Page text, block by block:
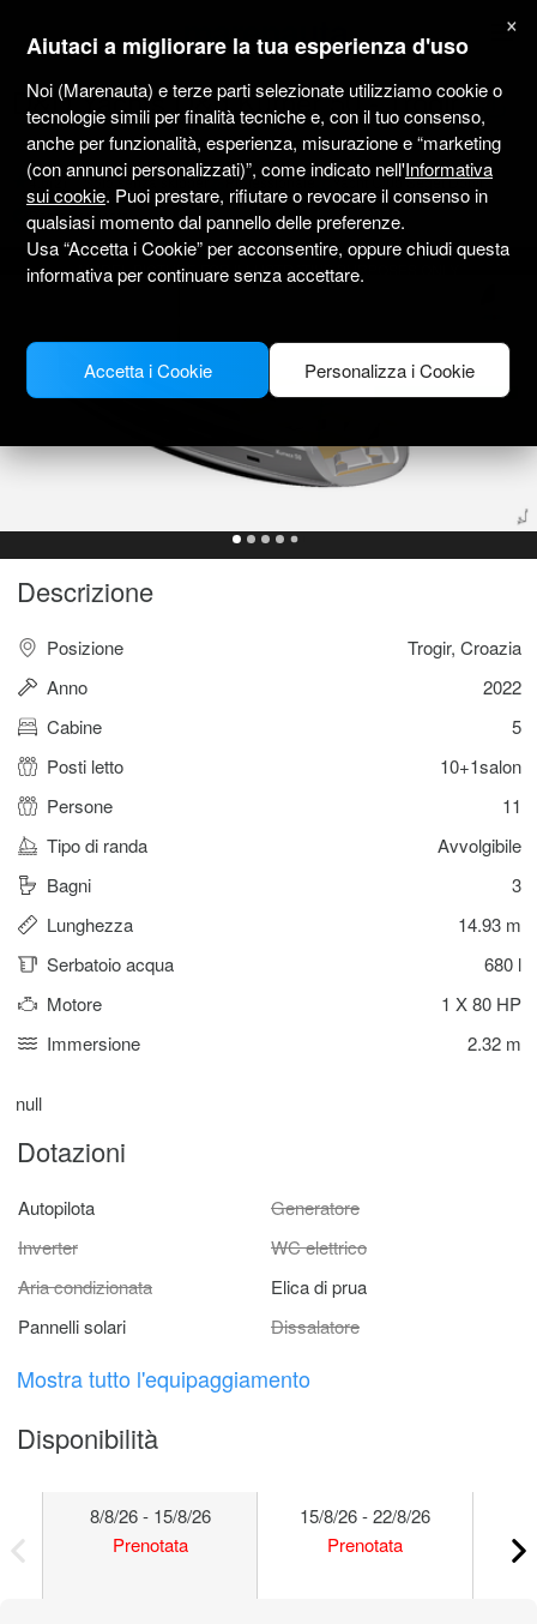
marenauta
D&D Yachts D&d Kufner 50 - Trogir
4.6(2) Solo senza skipper Professionale
Yacht Club Seget Donji
Barca verificata
MODEL PICTURE FOR ILLUSTRATIVE PURPOSES ONLY
Descrizione
Posizione
Trogir, Croazia
Anno
2022
Cabine
5
Posti letto
10+1salon
Persone
11
Tipo di randa
Avvolgibile
Bagni
3
Lunghezza
14.93 m
Serbatoio acqua
680 l
Motore
1 X 80 HP
Immersione
2.32 m
null
Dotazioni
Autopilota
Generatore
Inverter
WC elettrico
Aria condizionata
Elica di prua
Pannelli solari
Dissalatore
Mostra tutto l'equipaggiamento
Disponibilità
8/8/26 - 15/8/26
Prenotata
15/8/26 - 22/8/26
Prenotata
×
Aiutaci a migliorare la tua esperienza d'uso
Noi (Marenauta) e terze parti selezionate utilizziamo cookie o
tecnologie simili per finalità tecniche e, con il tuo consenso,
anche per funzionalità, esperienza, misurazione e “marketing
(con annunci personalizzati)”, come indicato nell'Informativa
sui cookie. Puoi prestare, rifiutare o revocare il consenso in
qualsiasi momento dal pannello delle preferenze.
Usa “Accetta i Cookie” per acconsentire, oppure chiudi questa
informativa per continuare senza accettare.
Personalizza i Cookie
Accetta i Cookie